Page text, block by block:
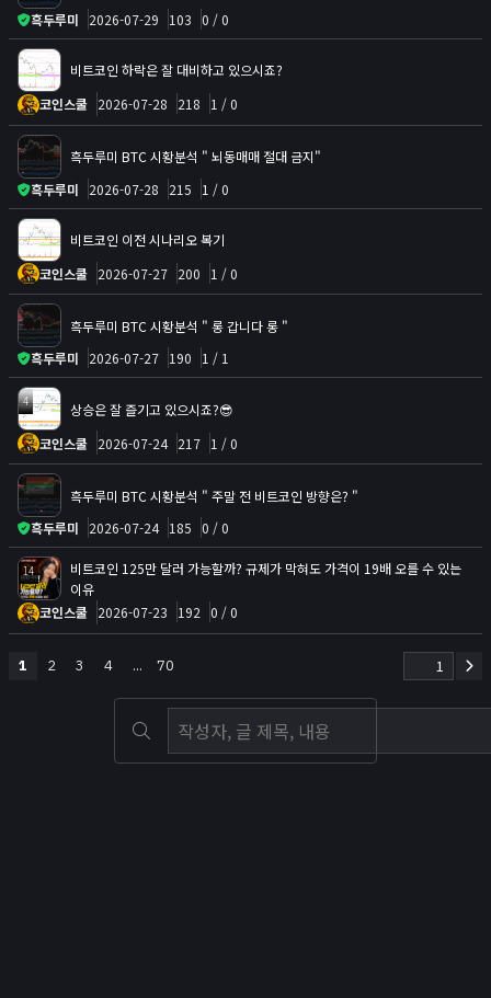
흑두루미 2026-07-29 103 0 / 0
비트코인 하락은 잘 대비하고 있으시죠?
코인스쿨 2026-07-28 218 1 / 0
흑두루미 BTC 시황분석 " 뇌동매매 절대 금지"
흑두루미
2026-07-28 215 1 / 0
비트코인 이전 시나리오 복기
코인스쿨 2026-07-27 200 1 / 0
흑두루미 BTC 시황분석 " 롱 갑니다 롱 "
흑두루미
2026-07-27 190 1 / 1
4
상승은 잘 즐기고 있으시죠?😎
코인스쿨 2026-07-24 217 1 / 0
흑두루미 BTC 시황분석 " 주말 전 비트코인 방향은? "
흑두루미
2026-07-24 185 0 / 0
14
비트코인 125만 달러 가능할까? 규제가 막혀도 가격이 19배 오를 수 있는
이유
코인스쿨 2026-07-23 192 0 / 0
1 2 3 4 ... 70